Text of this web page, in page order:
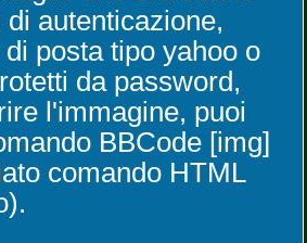
autenticazione,
posta tipo yahoo o
da password,
l'immagine, puoi
BBCode [img]
comando HTML